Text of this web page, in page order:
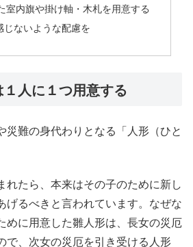
室内旗や掛け軸・木札を用意する
ないような配慮を
人に１つ用意する
災難の身代わりとなる「人形（ひと
れたら、本来はその子のために新し
げるべきと言われています。なぜな
めに用意した雛人形は、長女の災厄
で、次女の災厄を引き受ける人形